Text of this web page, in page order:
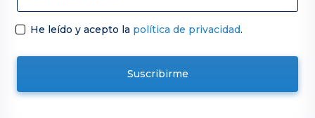
He leído y acepto la política de privacidad.